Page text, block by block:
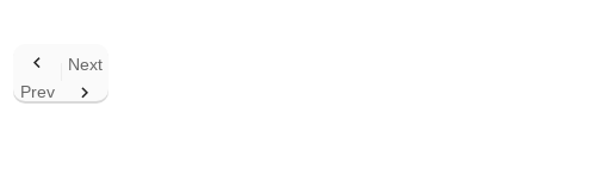

Prev
Next
